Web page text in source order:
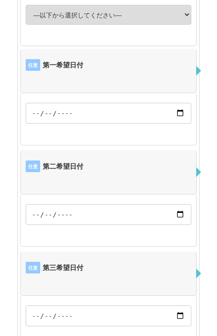
任意 第一希望日付
任意 第二希望日付
任意 第三希望日付